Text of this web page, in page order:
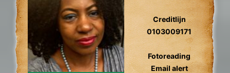
Creditlijn
0103009171
Fotoreading
Email alert